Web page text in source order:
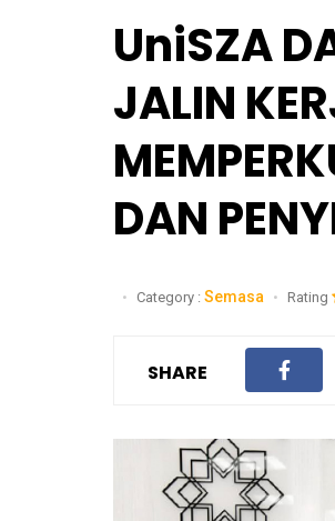
UniSZA
JALIN
DAN
Category : Semasa Rating
SHARE